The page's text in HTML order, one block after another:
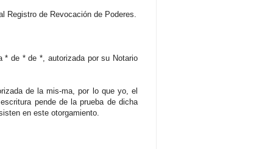
Registro de Revocación de Poderes.
* de * de *, autorizada por su Notario
de la mis-ma, por lo que yo, el
pende de la prueba de dicha
en este otorgamiento.